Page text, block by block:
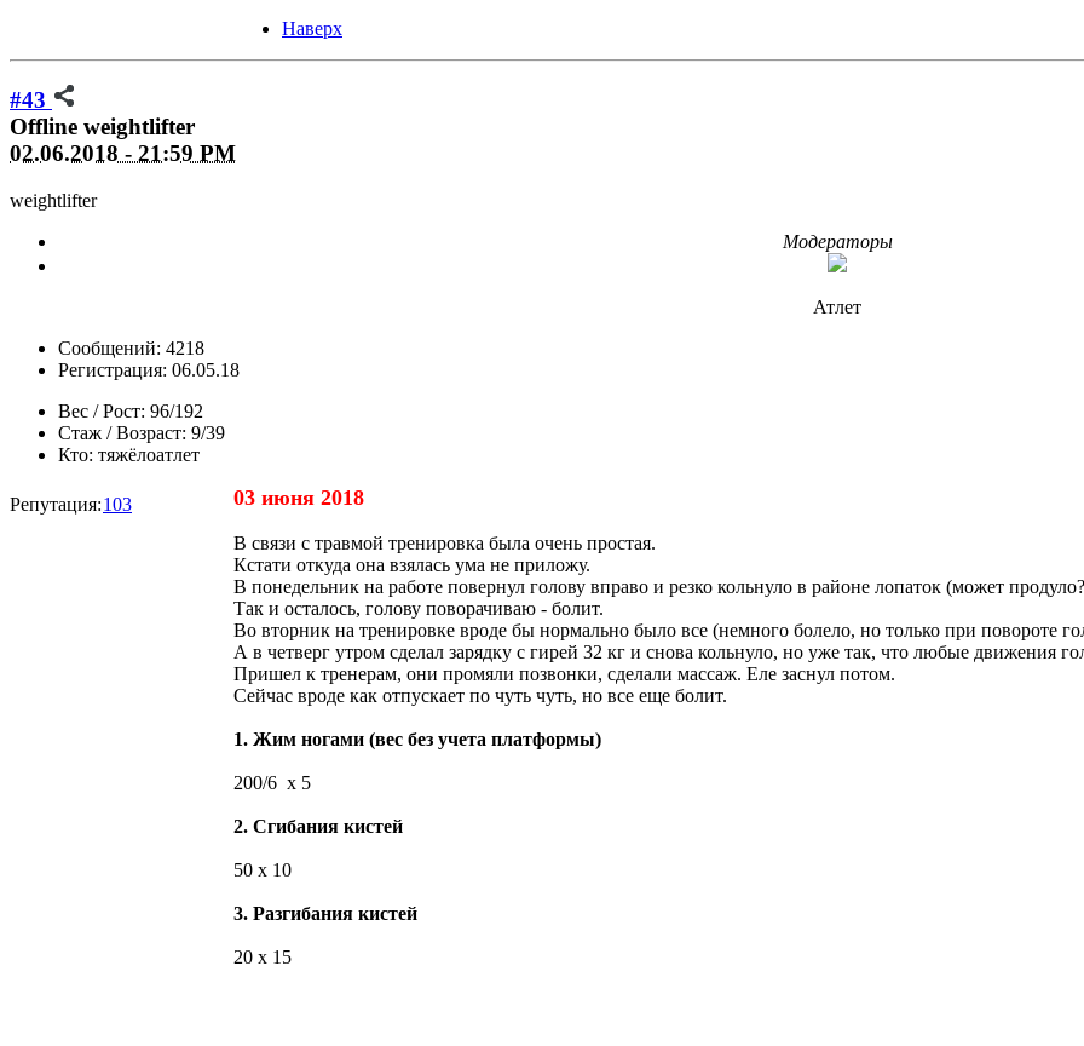
Наверх
#43
Offline weightlifter
02.06.2018 - 21:59 PM
weightlifter
Модераторы
Атлет
Сообщений: 4218
Регистрация: 06.05.18
Вес / Рост: 96/192
Стаж / Возраст: 9/39
Кто: тяжёлоатлет
Репутация:103 03 июня 2018
В связи с травмой тренировка была очень простая.
Кстати откуда она взялась ума не приложу.
В понедельник на работе повернул голову вправо и резко кольнуло в районе лопаток (может
Так и осталось, голову поворачиваю - болит.
Во вторник на тренировке вроде бы нормально было все (немного болело, но только при повороте
А в четверг утром сделал зарядку с гирей 32 кг и снова кольнуло, но уже так, что любые движения
Пришел к тренерам, они промяли позвонки, сделали массаж. Еле заснул потом.
Сейчас вроде как отпускает по чуть чуть, но все еще болит.
1. Жим ногами (вес без учета платформы)
200/6 х 5
2. Сгибания кистей
50 х 10
3. Разгибания кистей
20 х 15